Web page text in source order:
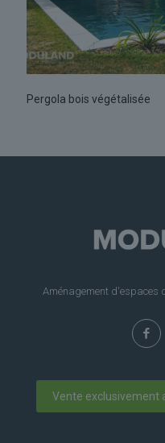
Pergola bois végétalisée
Aménagement d'espaces
Vente exclusivement